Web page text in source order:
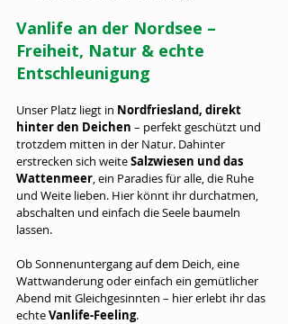
Vanlife an der Nordsee –
Freiheit, Natur & echte
Entschleunigung
Unser Platz liegt in Nordfriesland, direkt
hinter den Deichen – perfekt geschützt und
trotzdem mitten in der Natur. Dahinter
erstrecken sich weite Salzwiesen und das
Wattenmeer, ein Paradies für alle, die Ruhe
und Weite lieben. Hier könnt ihr durchatmen,
abschalten und einfach die Seele baumeln
lassen.
Ob Sonnenuntergang auf dem Deich, eine
Wattwanderung oder einfach ein gemütlicher
Abend mit Gleichgesinnten – hier erlebt ihr das
echte Vanlife-Feeling.